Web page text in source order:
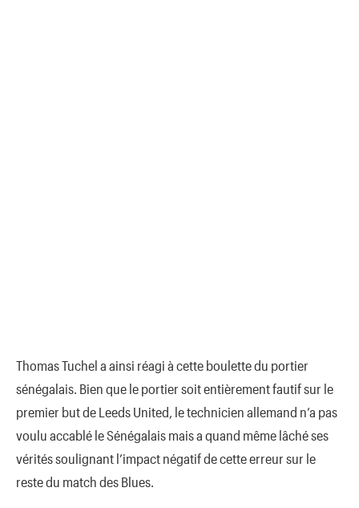
Thomas Tuchel a ainsi réagi à cette boulette du portier
sénégalais. Bien que le portier soit entièrement fautif sur le
premier but de Leeds United, le technicien allemand n’a pas
voulu accablé le Sénégalais mais a quand même lâché ses
vérités soulignant l’impact négatif de cette erreur sur le
reste du match des Blues.